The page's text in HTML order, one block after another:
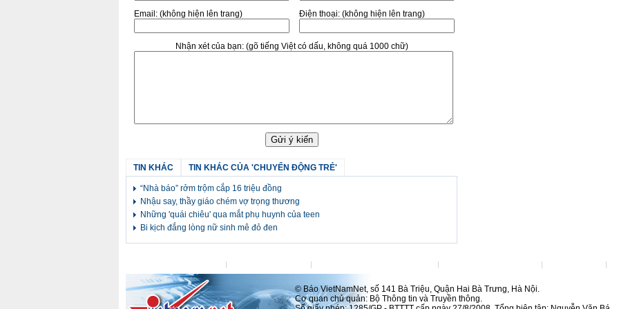
Email: (không hiện lên trang) Điện thoại: (không hiện lên trang)
Nhận xét của bạn: (gõ tiếng Việt có dấu, không quá 1000 chữ)
TIN KHÁC TIN KHÁC CỦA 'CHUYỂN ĐỘNG TRẺ'
“Nhà báo” rởm trộm cắp 16 triệu đồng
Nhậu say, thầy giáo chém vợ trọng thương
Những 'quái chiêu' qua mắt phụ huynh của teen
Bi kịch đắng lòng nữ sinh mê đỏ đen
© Báo VietNamNet, số 141 Bà Triệu, Quận Hai Bà Trưng, Hà Nội.
Cơ quan chủ quản: Bộ Thông tin và Truyền thông.